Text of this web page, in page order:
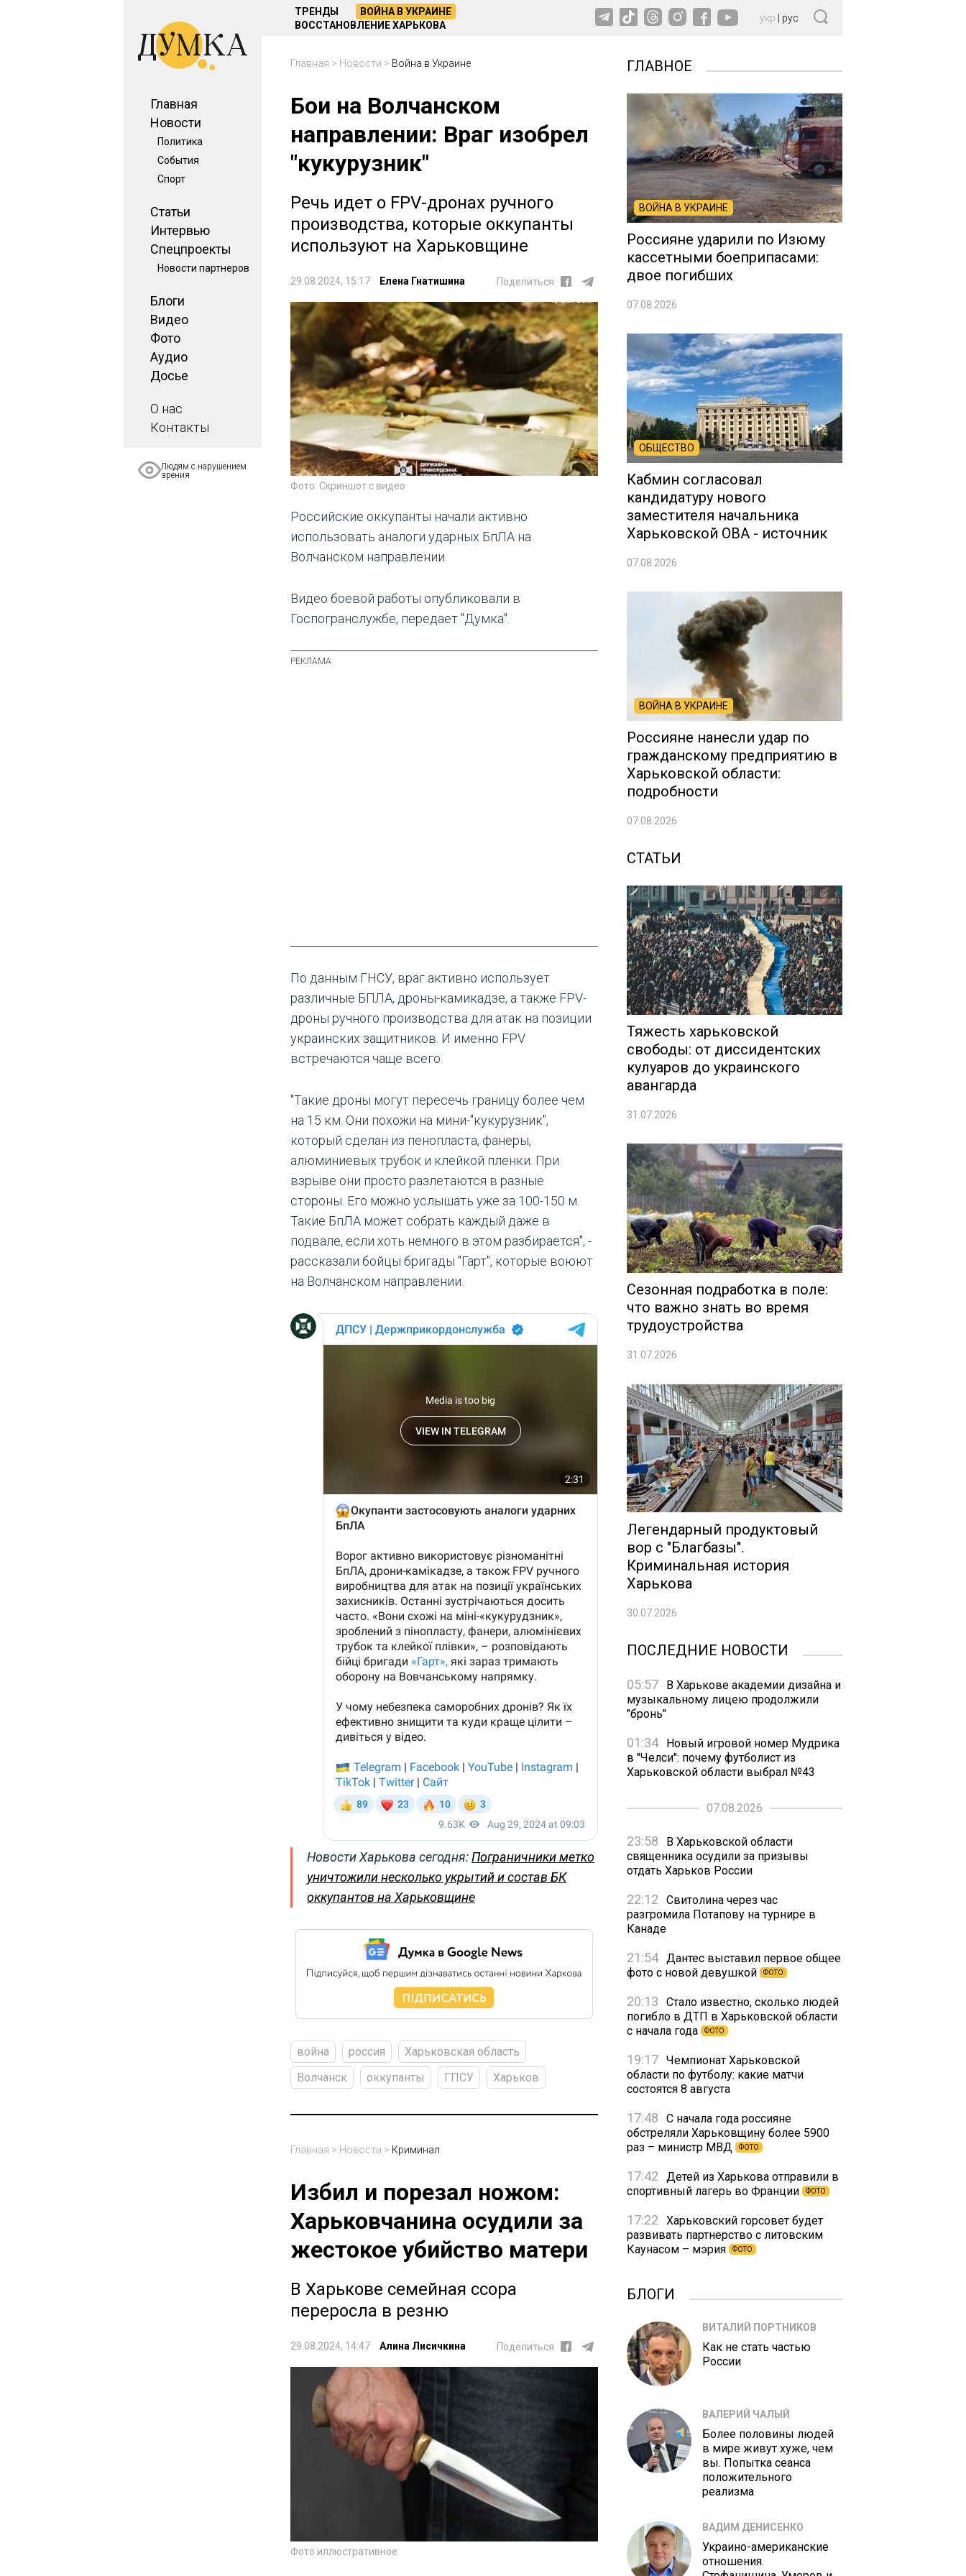
Главная
Новости
Политика
События
Спорт
Статьи
Интервью
Спецпроекты
Новости партнеров
Блоги
Видео
Фото
Аудио
Досье
О нас
Контакты
Людям с нарушением
зрения
ТРЕНДЫ
ВОЙНА В УКРАИНЕ
ВОССТАНОВЛЕНИЕ ХАРЬКОВА
укр рус
Главная > Новости > Война в Украине
Бои на Волчанском
направлении: Враг изобрел
"кукурузник"
Речь идет о FPV-дронах ручного
производства, которые оккупанты
используют на Харьковщине
29.08.2024, 15:17 Елена Гнатишина Поделиться
Фото: Скриншот с видео
Российские оккупанты начали активно
использовать аналоги ударных БпЛА на
Волчанском направлении.
Видео боевой работы опубликовали в
Госпогранслужбе, передает "Думка".
По данным ГНСУ, враг активно использует
различные БПЛА, дроны-камикадзе, а также FPV-
дроны ручного производства для атак на позиции
украинских защитников. И именно FPV
встречаются чаще всего.
"Такие дроны могут пересечь границу более чем
на 15 км. Они похожи на мини-"кукурузник",
который сделан из пенопласта, фанеры,
алюминиевых трубок и клейкой пленки. При
взрыве они просто разлетаются в разные
стороны. Его можно услышать уже за 100-150 м.
Такие БпЛА может собрать каждый даже в
подвале, если хоть немного в этом разбирается", -
рассказали бойцы бригады "Гарт", которые воюют
на Волчанском направлении.
Новости Харькова сегодня:Пограничники метко
уничтожили несколько укрытий и состав БК
оккупантов на Харьковщине
война россия
Харьковская область
Волчанск
оккупанты ГПСУ Харьков
Главная > Новости > Криминал
Избил и порезал ножом:
Харьковчанина осудили за
жестокое убийство матери
В Харькове семейная ссора
переросла в резню
29.08.2024, 14:47 Алина Лисичкина Поделиться
Фото иллюстративное
ГЛАВНОЕ
ВОЙНА В УКРАИНЕ
Россияне ударили по Изюму
кассетными боеприпасами:
двое погибших
07.08.2026
ОБЩЕСТВО
Кабмин согласовал
кандидатуру нового
заместителя начальника
Харьковской ОВА - источник
07.08.2026
ВОЙНА В УКРАИНЕ
Россияне нанесли удар по
гражданскому предприятию в
Харьковской области:
подробности
07.08.2026
СТАТЬИ
Тяжесть харьковской
свободы: от диссидентских
кулуаров до украинского
авангарда
31.07.2026
Сезонная подработка в поле:
что важно знать во время
трудоустройства
31.07.2026
Легендарный продуктовый
вор с "Благбазы".
Криминальная история
Харькова
30.07.2026
ПОСЛЕДНИЕ НОВОСТИ
05:57
В Харькове академии дизайна и
музыкальному лицею продолжили
"бронь"
01:34
Новый игровой номер Мудрика
в "Челси": почему футболист из
Харьковской области выбрал №43
07.08.2026
23:58
В Харьковской области
священника осудили за призывы
отдать Харьков России
22:12
Свитолина через час
разгромила Потапову на турнире в
Канаде
21:54 Дантес выставил первое общее
фото с новой девушкой
ФОТО
20:13
Стало известно, сколько людей
погибло в ДТП в Харьковской области
с начала года
ФОТО
19:17 Чемпионат Харьковской
области по футболу: какие матчи
состоятся 8 августа
17:48
С начала года россияне
обстреляли Харьковщину более 5900
раз – министр МВД
ФОТО
17:42
Детей из Харькова отправили в
спортивный лагерь во Франции
ФОТО
17:22
Харьковский горсовет будет
развивать партнерство с литовским
Каунасом – мэрия
ФОТО
БЛОГИ
ВИТАЛИЙ ПОРТНИКОВ
Как не стать частью
России
ВАЛЕРИЙ ЧАЛЫЙ
Более половины людей
в мире живут хуже, чем
вы. Попытка сеанса
положительного
реализма
ВАДИМ ДЕНИСЕНКО
Украино-американские
отношения.